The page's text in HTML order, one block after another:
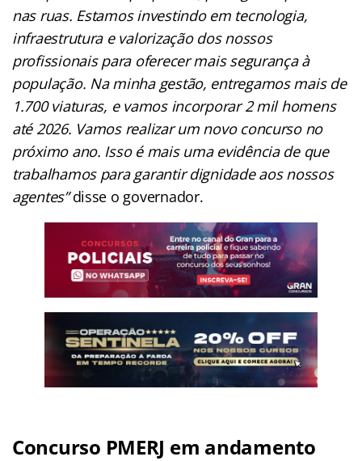
nas ruas. Estamos investindo em tecnologia,
infraestrutura e valorização dos nossos
profissionais para oferecer mais segurança à
população. Na minha gestão, entregamos mais de
1.700 viaturas, e vamos incorporar 2 mil homens
até 2026. Vamos realizar um novo concurso no
próximo ano. Isso é mais uma evidência de que
trabalhamos para garantir dignidade aos nossos
agentes”disse o governador.
Concurso PMERJ em andamento